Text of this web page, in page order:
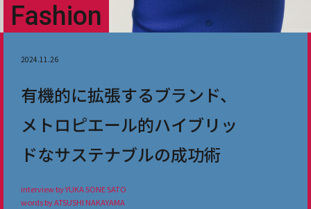
Fashion
2024.11.26
有機的に拡張するブランド、
メトロピエール的ハイブリッ
ドなサステナブルの成功術
interview by YUKA SONE SATO
words by ATSUSHI NAKAYAMA